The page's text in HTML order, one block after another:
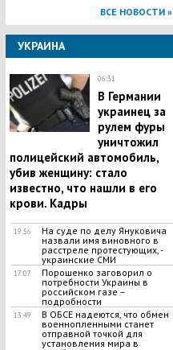
ВСЕ НОВОСТИ »
УКРАИНА
06:31
​В Германии
украинец за
рулем фуры
уничтожил
полицейский автомобиль,
убив женщину: стало
известно, что нашли в его
крови. Кадры
19:56
На суде по делу Януковича
назвали имя виновного в
расстреле протестующих, -
украинские СМИ
17:07
Порошенко заговорил о
потребности Украины в
российском газе –
подробности
13:49
В ОБСЕ надеются, что обмен
военнопленными станет
отправной точкой для
установления мира в